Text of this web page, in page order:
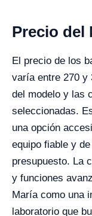
Precio del
El precio de los
varía entre 270 y
del modelo y las
seleccionadas.
una opción
equipo fiable y
presupuesto. La
y funciones
María como una
laboratorio que